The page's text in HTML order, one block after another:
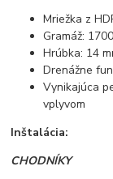
Mriežka z
Gramáž:
Hrúbka: 14
Drenážne
Vynikajúca
vplyvom
Inštalácia:
CHODNÍKY